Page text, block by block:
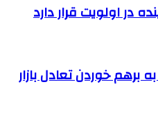
در اولویت قرار دارد
برهم خوردن تعادل بازار